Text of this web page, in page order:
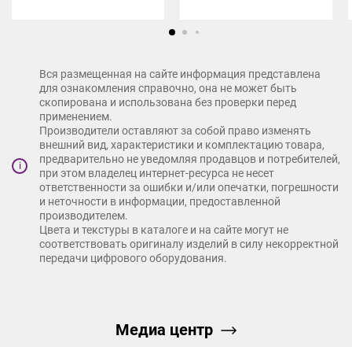
i
Вся размещенная на сайте информация представлена
для ознакомления справочно, она не может быть
скопирована и использована без проверки перед
применением.
Производители оставляют за собой право изменять
внешний вид, характеристики и комплектацию товара,
предварительно не уведомляя продавцов и потребителей,
при этом владелец интернет-ресурса не несет
ответственности за ошибки и/или опечатки, погрешности
и неточности в информации, предоставленной
производителем.
Цвета и текстуры в каталоге и на сайте могут не
соответствовать оригиналу изделий в силу некорректной
передачи цифрового оборудования.
Медиа центр